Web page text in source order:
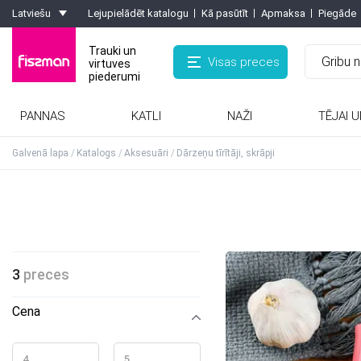
Latviešu Lejupielādēt katalogu Kā pasūtīt Apmaksa Piegāde
Trauki un
virtuves
piederumi
Visas preces
PANNAS KATLI NAŽI TĒJAI
Galvenā lapa Katalogs Aksesuāri Dārzeņu tīrītāji, skrāpji
3 preces
Cena